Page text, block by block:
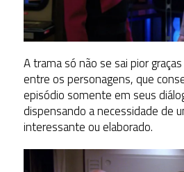
A trama só não se sai pior
entre os personagens, que
episódio somente em seus
dispensando a necessidade de
interessante ou elaborado.